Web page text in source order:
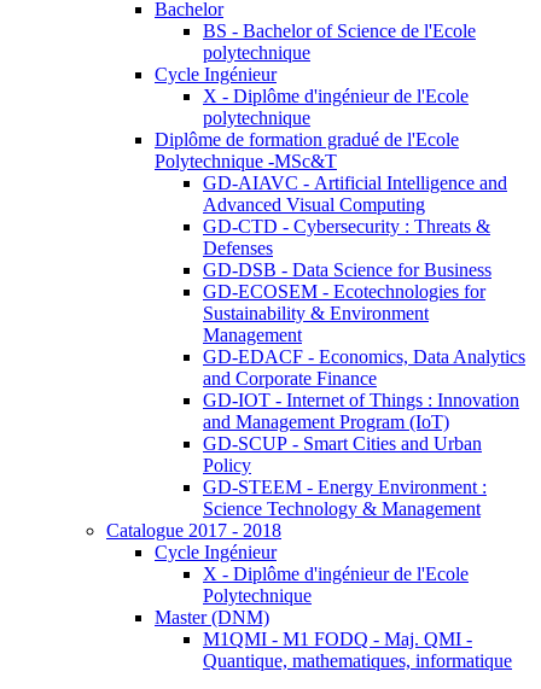
Bachelor
BS - Bachelor of Science de l'Ecole
polytechnique
Cycle Ingénieur
X - Diplôme d'ingénieur de l'Ecole
polytechnique
Diplôme de formation gradué de l'Ecole
Polytechnique -MSc&T
GD-AIAVC - Artificial Intelligence and
Advanced Visual Computing
GD-CTD - Cybersecurity : Threats &
Defenses
GD-DSB - Data Science for Business
GD-ECOSEM - Ecotechnologies for
Sustainability & Environment
Management
GD-EDACF - Economics, Data Analytics
and Corporate Finance
GD-IOT - Internet of Things : Innovation
and Management Program (IoT)
GD-SCUP - Smart Cities and Urban
Policy
GD-STEEM - Energy Environment :
Science Technology & Management
Catalogue 2017 - 2018
Cycle Ingénieur
X - Diplôme d'ingénieur de l'Ecole
Polytechnique
Master (DNM)
M1QMI - M1 FODQ - Maj. QMI -
Quantique, mathematiques, informatique